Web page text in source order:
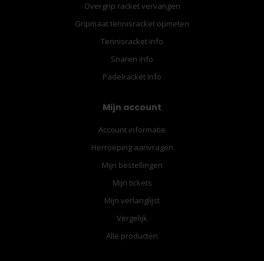
Overgrip racket vervangen
Gripmaat tennisracket opmeten
Tennisracket info
Snaren info
Padelracket Info
Mijn account
Account informatie
Herroeping aanvragen
Mijn bestellingen
Mijn tickets
Mijn verlanglijst
Vergelijk
Alle producten